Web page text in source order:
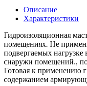
Описание
Характеристики
Гидроизоляционная
помещениях. Не
подвергаемых
снаружи помещений.,
Готовая к применению
содержанием